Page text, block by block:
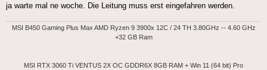
ja warte mal ne woche. Die Leitung muss erst eingefahren werden.
MSI B450 Gaming Plus Max AMD Ryzen 9 3900x 12C / 24 TH 3.80GHz -- 4.60 GHz
+32 GB Ram
MSI RTX 3060 Ti VENTUS 2X OC GDDR6X 8GB RAM + Win 11 (64 bit) Pro